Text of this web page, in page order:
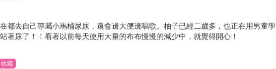
都去自己專屬小馬桶尿尿，還會邊大便邊唱歌。柚子已經二歲多，也正在用男童學
著尿了！！看著以前每天使用大量的布布慢慢的減少中，就覺得開心！
收藏